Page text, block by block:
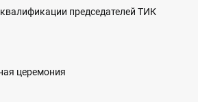
председателей ТИК
церемония